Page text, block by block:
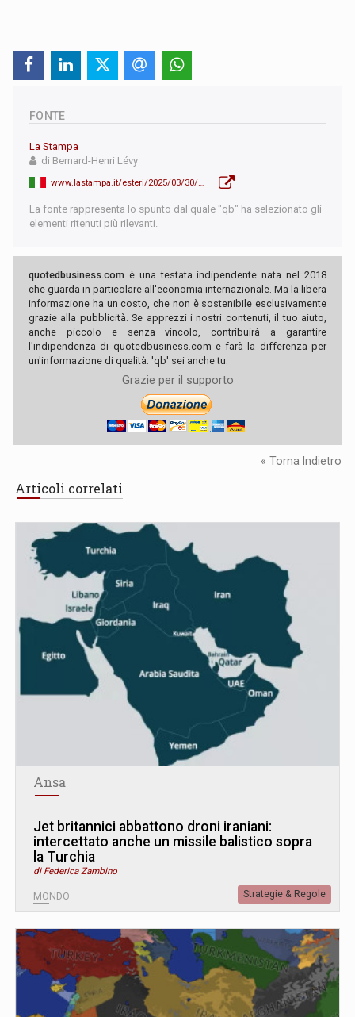
FONTE
La Stampa
di Bernard-Henri Lévy
www.lastampa.it/esteri/2025/03/30/news/turchia_erdogan_sultano_protesta_piazza-15080055/?ref=LSHA-BH-P6-S2-T1
La fonte rappresenta lo spunto dal quale "qb" ha selezionato gli
elementi ritenuti più rilevanti.
quotedbusiness.com è una testata indipendente nata nel 2018
che guarda in particolare all'economia internazionale. Ma la libera
informazione ha un costo, che non è sostenibile esclusivamente
grazie alla pubblicità. Se apprezzi i nostri contenuti, il tuo aiuto,
anche piccolo e senza vincolo, contribuirà a garantire
l'indipendenza di quotedbusiness.com e farà la differenza per
un'informazione di qualità. 'qb' sei anche tu.
Grazie per il supporto
« Torna Indietro
Articoli correlati
Ansa
Jet britannici abbattono droni iraniani:
intercettato anche un missile balistico sopra
la Turchia
di Federica Zambino
MONDO Strategie & Regole